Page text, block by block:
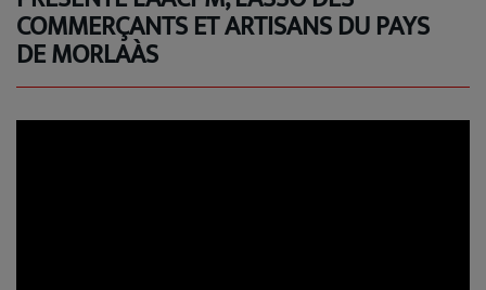
QUI SOMMES-NOUS ?
L'ÉQUIPE
COMMERÇANTS ET ARTISANS DU PAYS
DE MORLAÀS